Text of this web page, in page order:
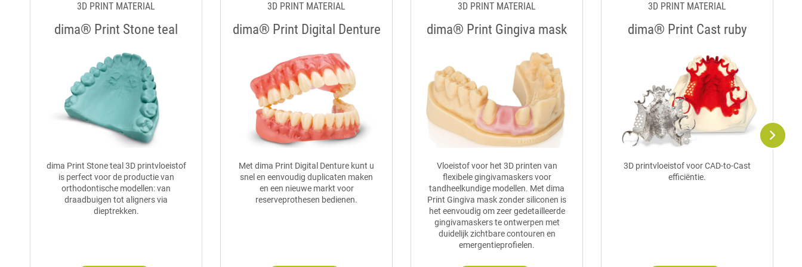
3D PRINT MATERIAL
dima® Print Stone teal
dima Print Stone teal 3D printvloeistof
is perfect voor de productie van
orthodontische modellen: van
draadbuigen tot aligners via
dieptrekken.
3D PRINT MATERIAL
dima® Print Digital Denture
Met dima Print Digital Denture kunt u
snel en eenvoudig duplicaten maken
en een nieuwe markt voor
reserveprothesen bedienen.
3D PRINT MATERIAL
dima® Print Gingiva mask
Vloeistof voor het 3D printen van
flexibele gingivamaskers voor
tandheelkundige modellen. Met dima
Print Gingiva mask zonder siliconen is
het eenvoudig om zeer gedetailleerde
gingivamaskers te ontwerpen met
duidelijk zichtbare contouren en
emergentieprofielen.
3D PRINT MATERIAL
dima® Print Cast ruby
3D printvloeistof voor CAD-to-Cast
efficiëntie.